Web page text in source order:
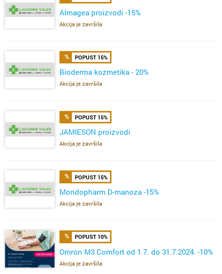
Almagea proizvodi -15%
Akcija je završila
POPUST 15%
Bioderma kozmetika - 20%
Akcija je završila
POPUST 15%
JAMIESON proizvodi
Akcija je završila
POPUST 15%
Mondopharm D-manoza -15%
Akcija je završila
POPUST 10%
Omron M3 Comfort od 1.7. do 31.7.2024. -10%
Akcija je završila